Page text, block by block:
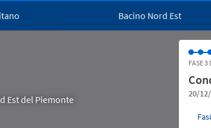
Bacino Nord Est
Est del Piemonte
FASE 3
20/